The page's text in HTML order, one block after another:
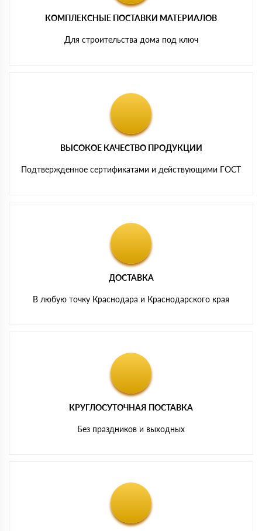
КОМПЛЕКСНЫЕ ПОСТАВКИ МАТЕРИАЛОВ
Для строительства дома под ключ
ВЫСОКОЕ КАЧЕСТВО ПРОДУКЦИИ
Подтвержденное сертификатами и действующими ГОСТ
ДОСТАВКА
В любую точку Краснодара и Краснодарского края
КРУГЛОСУТОЧНАЯ ПОСТАВКА
Без праздников и выходных